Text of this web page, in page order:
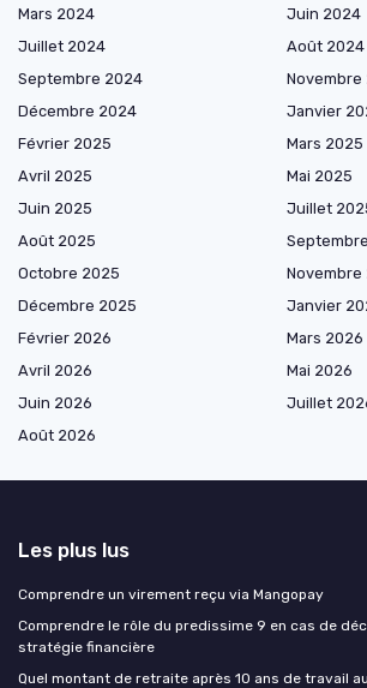
Mars 2024
Juin 2024
Juillet 2024
Août 2024
Septembre 2024
Novembre
Décembre 2024
Janvier
Février 2025
Mars 2025
Avril 2025
Mai 2025
Juin 2025
Juillet
Août 2025
Octobre 2025
Novembre
Décembre 2025
Janvier
Février 2026
Mars 2026
Avril 2026
Mai 2026
Juin 2026
Juillet
Août 2026
Les plus lus
Comprendre un virement reçu via Mangopay
Comprendre le rôle du predissime 9 en cas de
stratégie financière
Quel montant de retraite après 10 ans de travail